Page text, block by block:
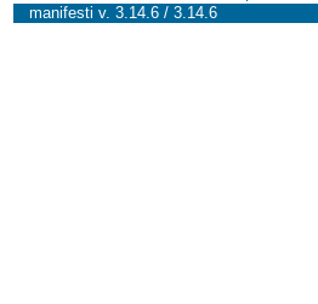
manifesti v. 3.14.6 / 3.14.6